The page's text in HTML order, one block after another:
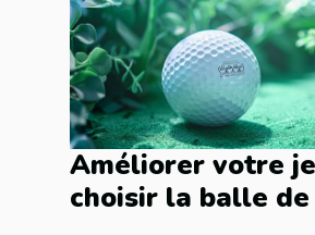
Améliorer votre
choisir la balle